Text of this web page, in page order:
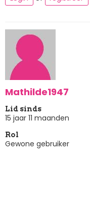
Mathilde1947
Lid sinds
15 jaar 11 maanden
Rol
Gewone gebruiker